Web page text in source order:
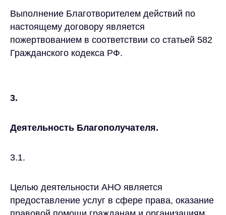
Выполнение Благотворителем действий по
настоящему договору является
пожертвованием в соответствии со статьей 582
Гражданского кодекса РФ.
3.
Деятельность Благополучателя.
3.1.
Целью деятельности АНО является
предоставление услуг в сфере права, оказание